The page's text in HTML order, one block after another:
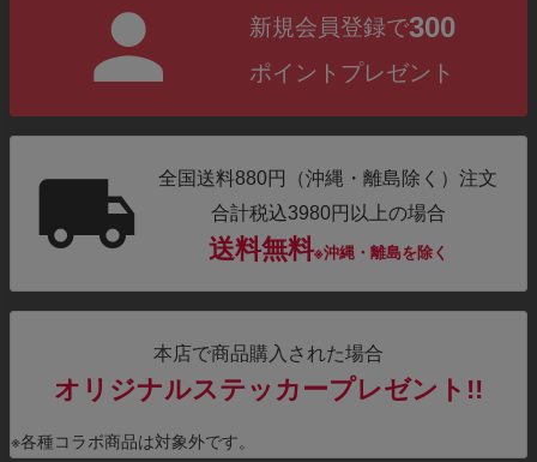
新規会員登録で300
ポイントプレゼント
全国送料880円（沖縄・離島除く）注文
合計税込3980円以上の場合
送料無料※沖縄・離島を除く
本店で商品購入された場合
オリジナルステッカープレゼント!!
※各種コラボ商品は対象外です。